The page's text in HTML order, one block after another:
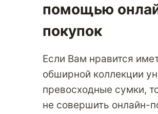
помощью
покупок
Если Вам нравится
обширной коллекции
превосходные сумки,
не совершить онлайн-